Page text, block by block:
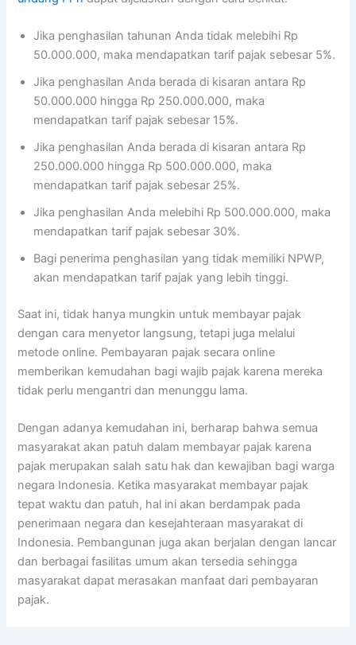
Jika penghasilan tahunan Anda tidak melebihi Rp
50.000.000, maka mendapatkan tarif pajak sebesar 5%.
Jika penghasilan Anda berada di kisaran antara Rp
50.000.000 hingga Rp 250.000.000, maka
mendapatkan tarif pajak sebesar 15%.
Jika penghasilan Anda berada di kisaran antara Rp
250.000.000 hingga Rp 500.000.000, maka
mendapatkan tarif pajak sebesar 25%.
Jika penghasilan Anda melebihi Rp 500.000.000, maka
mendapatkan tarif pajak sebesar 30%.
Bagi penerima penghasilan yang tidak memiliki NPWP,
akan mendapatkan tarif pajak yang lebih tinggi.
Saat ini, tidak hanya mungkin untuk membayar pajak
dengan cara menyetor langsung, tetapi juga melalui
metode online. Pembayaran pajak secara online
memberikan kemudahan bagi wajib pajak karena mereka
tidak perlu mengantri dan menunggu lama.
Dengan adanya kemudahan ini, berharap bahwa semua
masyarakat akan patuh dalam membayar pajak karena
pajak merupakan salah satu hak dan kewajiban bagi warga
negara Indonesia. Ketika masyarakat membayar pajak
tepat waktu dan patuh, hal ini akan berdampak pada
penerimaan negara dan kesejahteraan masyarakat di
Indonesia. Pembangunan juga akan berjalan dengan lancar
dan berbagai fasilitas umum akan tersedia sehingga
masyarakat dapat merasakan manfaat dari pembayaran
pajak.